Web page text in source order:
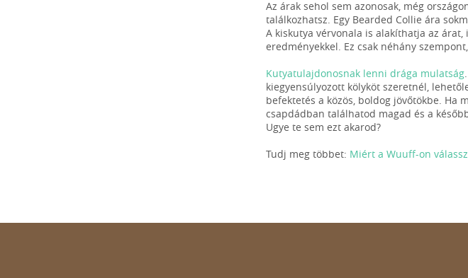
Az árak sehol sem azonosak, még
találkozhatsz. Egy Bearded Collie ára
A kiskutya vérvonala is alakíthatja az
eredményekkel. Ez csak néhány
Kutyatulajdonosnak lenni drága mulatság
kiegyensúlyozott kölyköt szeretnél,
befektetés a közös, boldog jövőtökbe. Ha
csapdádban találhatod magad és a
Ugye te sem ezt akarod?
Tudj meg többet: Miért a Wuuff-on